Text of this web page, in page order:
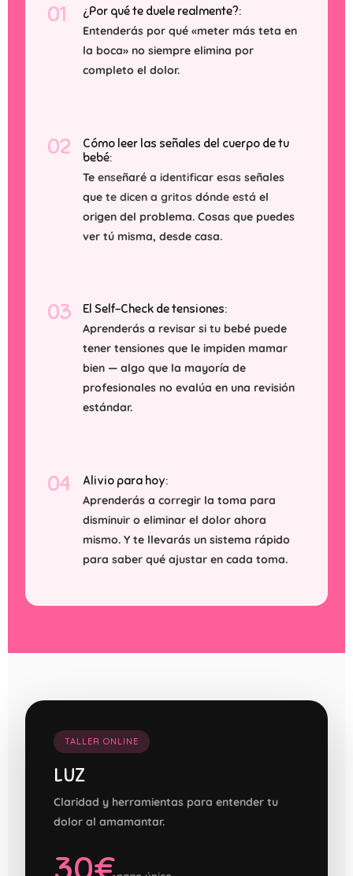
01
¿Por qué te duele realmente?:
Entenderás por qué «meter más teta en
la boca» no siempre elimina por
completo el dolor.
02
Cómo leer las señales del cuerpo de tu
bebé:
Te enseñaré a identificar esas señales
que te dicen a gritos dónde está el
origen del problema. Cosas que puedes
ver tú misma, desde casa.
03
El Self-Check de tensiones:
Aprenderás a revisar si tu bebé puede
tener tensiones que le impiden mamar
bien — algo que la mayoría de
profesionales no evalúa en una revisión
estándar.
04
Alivio para hoy:
Aprenderás a corregir la toma para
disminuir o eliminar el dolor ahora
mismo. Y te llevarás un sistema rápido
para saber qué ajustar en cada toma.
TALLER ONLINE
LUZ
Claridad y herramientas para entender tu
dolor al amamantar.